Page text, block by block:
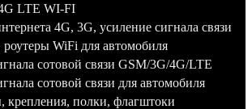
LTE WI-FI
4G, 3G, усиление сигнала связи
WiFi для автомобиля
сотовой связи GSM/3G/4G/LTE
сотовой связи для автомобиля
полки, флагштоки